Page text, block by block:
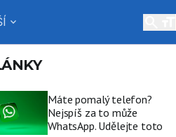
expand_more
Máte pomalý telefon?
Nejspíš za to může
WhatsApp. Udělejte toto